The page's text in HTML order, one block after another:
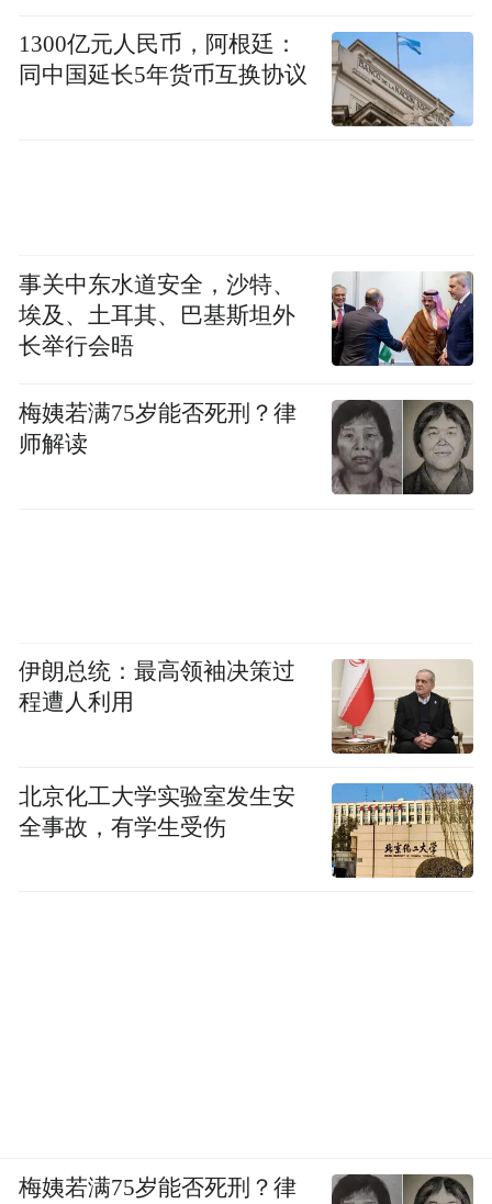
1300亿元人民币，阿根廷：
同中国延长5年货币互换协议
事关中东水道安全，沙特、
埃及、土耳其、巴基斯坦外
长举行会晤
梅姨若满75岁能否死刑？律
师解读
伊朗总统：最高领袖决策过
程遭人利用
北京化工大学实验室发生安
全事故，有学生受伤
梅姨若满75岁能否死刑？律